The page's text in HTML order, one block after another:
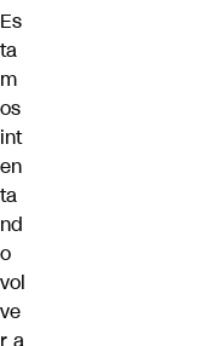
Es
ta
m
os
int
en
ta
nd
o
vol
ve
r a